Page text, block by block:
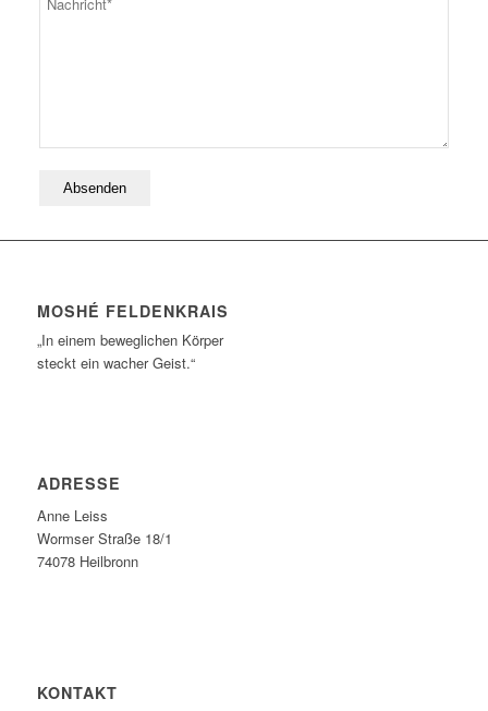
MOSHÉ FELDENKRAIS
„In einem beweglichen Körper
steckt ein wacher Geist.“
ADRESSE
Anne Leiss
Wormser Straße 18/1
74078 Heilbronn
KONTAKT